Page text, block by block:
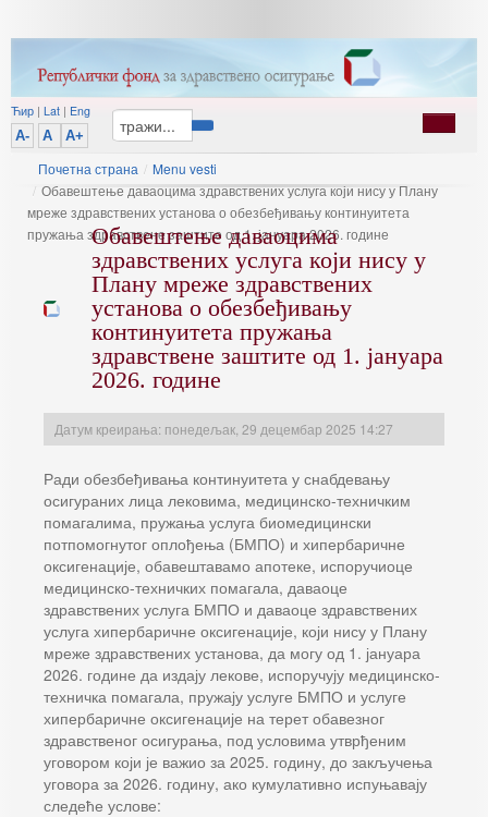
Ћир | Lat | Eng
A-
A A+
Почетна страна / Menu vesti
/ Обавештење даваоцима здравствених услуга који нису у Плану
мреже здравствених установа о обезбеђивању континуитета
пружања здравствене заштите од 1. јануара 2026. године
Обавештење даваоцима
здравствених услуга који нису у
Плану мреже здравствених
установа о обезбеђивању
континуитета пружања
здравствене заштите од 1. јануара
2026. године
Датум креирања: понедељак, 29 децембар 2025 14:27
Ради обезбеђивања континуитета у снабдевању
осигураних лица лековима, медицинско-техничким
помагалима, пружања услуга биомедицински
потпомогнутог оплођења (БМПО) и хипербаричне
оксигенације, обавештавамо апотеке, испоручиоце
медицинско-техничких помагала, даваоце
здравствених услуга БМПО и даваоце здравствених
услуга хипербаричне оксигенације, који нису у Плану
мреже здравствених установа, да могу од 1. јануара
2026. године да издају лекове, испоручују медицинско-
техничка помагала, пружају услуге БМПО и услуге
хипербаричне оксигенације на терет обавезног
здравственог осигурања, под условима утврђеним
уговором који је важио за 2025. годину, до закључења
уговора за 2026. годину, ако кумулативно испуњавају
следеће услове: